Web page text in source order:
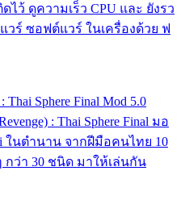
ว้ ดูความเร็ว CPU และ ยังรว
วร์ ซอฟต์แวร์ ในเครื่องด้วย ฟ
Thai Sphere Final Mod 5.0
: Thai Sphere Final มอ
ในตำนาน จากฝีมือคนไทย 10
กว่า 30 ชนิด มาให้เล่นกัน